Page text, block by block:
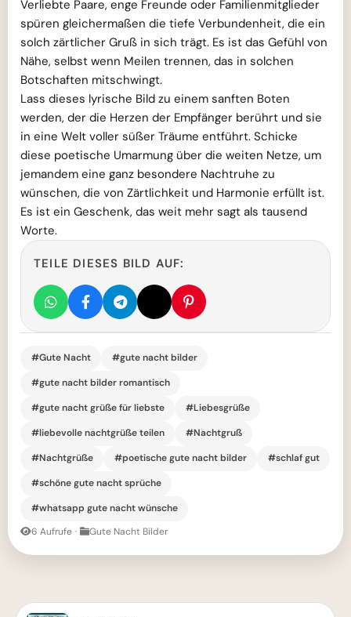
Verliebte Paare, enge Freunde oder Familienmitglieder
spüren gleichermaßen die tiefe Verbundenheit, die ein
solch zärtlicher Gruß in sich trägt. Es ist das Gefühl von
Nähe, selbst wenn Meilen trennen, das in solchen
Botschaften mitschwingt.
Lass dieses lyrische Bild zu einem sanften Boten
werden, der die Herzen der Empfänger berührt und sie
in eine Welt voller süßer Träume entführt. Schicke
diese poetische Umarmung über die weiten Netze, um
jemandem eine ganz besondere Nachtruhe zu
wünschen, die von Zärtlichkeit und Harmonie erfüllt ist.
Es ist ein Geschenk, das weit mehr sagt als tausend
Worte.
TEILE DIESES BILD AUF:
#Gute Nacht
#gute nacht bilder
#gute nacht bilder romantisch
#gute nacht grüße für liebste
#Liebesgrüße
#liebevolle nachtgrüße teilen
#Nachtgruß
#Nachtgrüße
#poetische gute nacht bilder
#schlaf gut
#schöne gute nacht sprüche
#whatsapp gute nacht wünsche
6 Aufrufe · Gute Nacht Bilder